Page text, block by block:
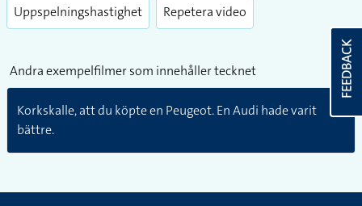
Uppspelningshastighet Repetera video
Andra exempelfilmer som innehåller tecknet
Korkskalle, att du köpte en Peugeot. En Audi hade varit
bättre.
FEEDBACK